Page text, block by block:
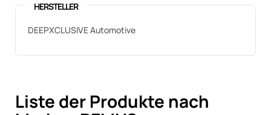
HERSTELLER
DEEPXCLUSIVE Automotive
Liste der Produkte nach